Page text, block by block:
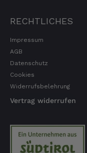
RECHTLICHES
Impressum
AGB
Datenschutz
Cookies
Widerrufsbelehrung
Vertrag widerrufen